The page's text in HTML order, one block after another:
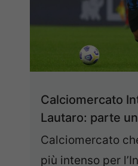
Calciomercato
Lautaro: parte
Calciomercato
più intenso per